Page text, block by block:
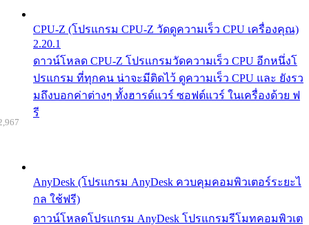
CPU-Z (โปรแกรม CPU-Z วัดดูความเร็ว CPU เครื่องคุณ)
2.20.1
ดาวน์โหลด CPU-Z โปรแกรมวัดความเร็ว CPU อีกหนึ่งโ
ปรแกรม ที่ทุกคน น่าจะมีติดไว้ ดูความเร็ว CPU และ ยังรว
มถึงบอกค่าต่างๆ ทั้งฮารด์แวร์ ซอฟต์แวร์ ในเครื่องด้วย ฟ
รี
AnyDesk (โปรแกรม AnyDesk ควบคุมคอมพิวเตอร์ระยะไ
กล ใช้ฟรี)
ดาวน์โหลดโปรแกรม AnyDesk โปรแกรมรีโมทคอมพิวเต